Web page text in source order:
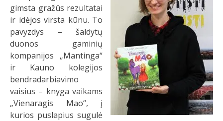
gimsta gražūs rezultatai
ir idėjos virsta kūnu. To
pavyzdys – šaldytų
duonos gaminių
kompanijos „Mantinga“
ir Kauno kolegijos
bendradarbiavimo
vaisius – knyga vaikams
„Vienaragis Mao“, į
kurios puslapius sugulė